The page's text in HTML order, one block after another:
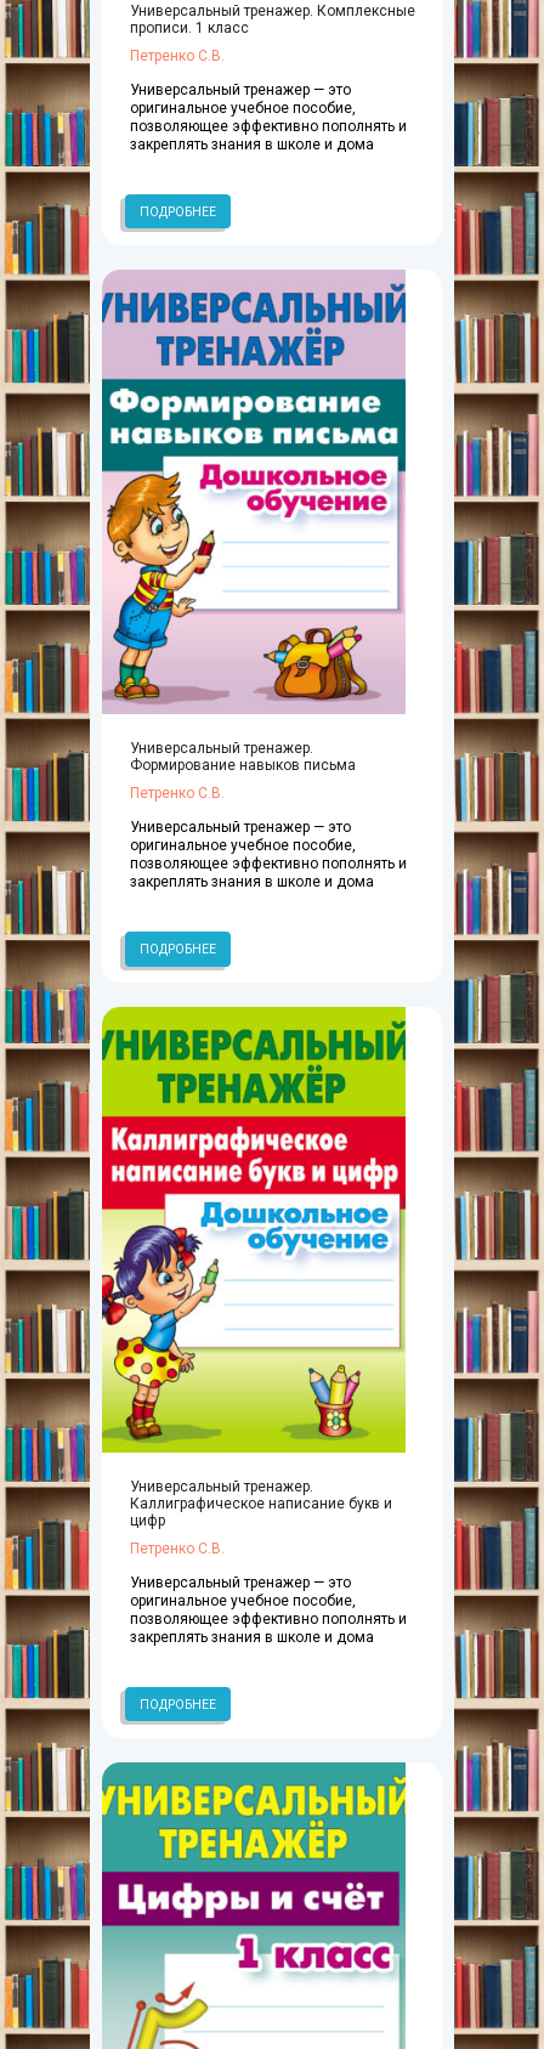
Универсальный тренажер. Комплексные
прописи. 1 класс
Петренко С.В.
Универсальный тренажер — это
оригинальное учебное пособие,
позволяющее эффективно пополнять и
закреплять знания в школе и дома
ПОДРОБНЕЕ
Универсальный тренажер.
Формирование навыков письма
Петренко С.В.
Универсальный тренажер — это
оригинальное учебное пособие,
позволяющее эффективно пополнять и
закреплять знания в школе и дома
ПОДРОБНЕЕ
Универсальный тренажер.
Каллиграфическое написание букв и
цифр
Петренко С.В.
Универсальный тренажер — это
оригинальное учебное пособие,
позволяющее эффективно пополнять и
закреплять знания в школе и дома
ПОДРОБНЕЕ